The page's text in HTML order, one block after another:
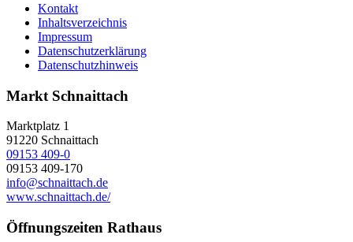
Kontakt
Inhaltsverzeichnis
Impressum
Datenschutzerklärung
Datenschutzhinweis
Markt Schnaittach
Marktplatz 1
91220 Schnaittach
09153 409-0
09153 409-170
info@schnaittach.de
www.schnaittach.de/
Öffnungszeiten Rathaus